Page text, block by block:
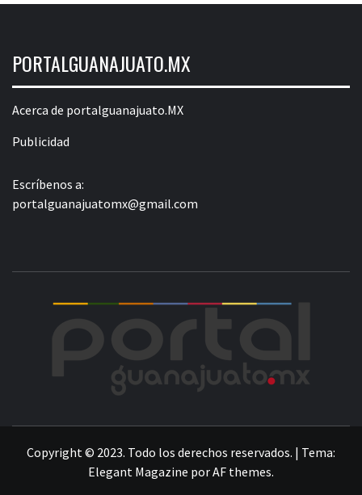
PORTALGUANAJUATO.MX
Acerca de portalguanajuato.MX
Publicidad
Escríbenos a:
portalguanajuatomx@gmail.com
Copyright © 2023. Todo los derechos reservados. | Tema:
Elegant Magazine porAF themes.